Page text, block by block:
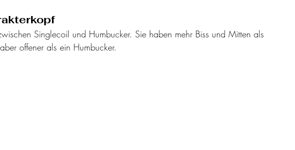
Singlecoil und Humbucker. Sie haben mehr Biss und Mitten als
offener als ein Humbucker.